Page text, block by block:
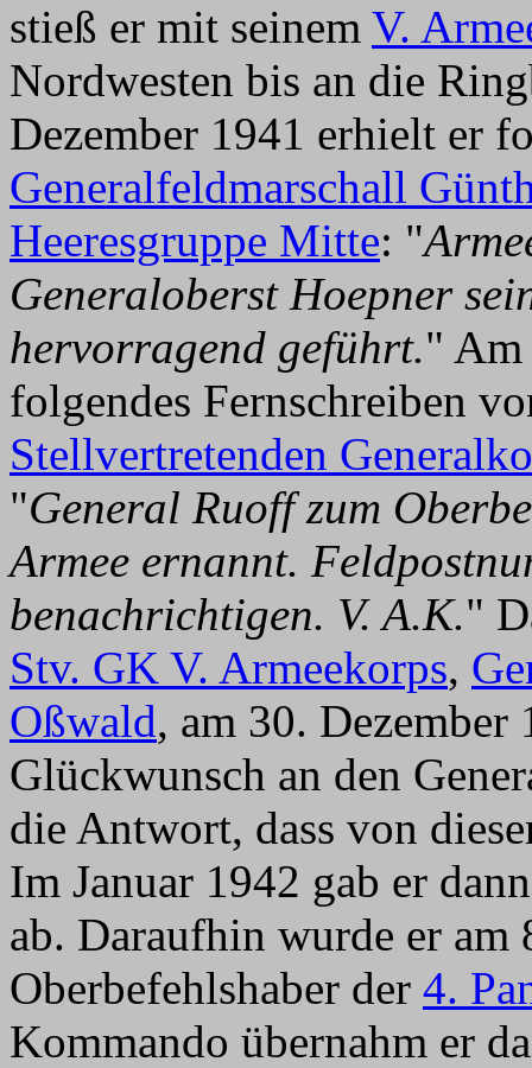
stieß er mit seinem V.
Nordwesten bis an die
Dezember 1941 erhielt er
Generalfeldmarschall
Heeresgruppe Mitte: "
Generaloberst Hoepner
hervorragend geführt." Am
folgendes Fernschreiben
Stellvertretenden
"General Ruoff zum
Armee ernannt.
benachrichtigen. V. A.K."
Stv. GK V. Armeekorps,
Oßwald, am 30. Dezember
Glückwunsch an den
die Antwort, dass von
Im Januar 1942 gab er
ab. Daraufhin wurde er am
Oberbefehlshaber der 4.
Kommando übernahm er